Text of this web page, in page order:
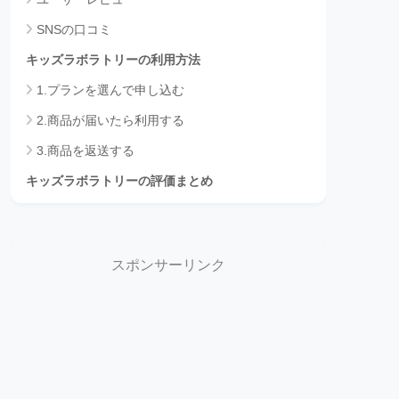
SNSの口コミ
キッズラボラトリーの利用方法
1.プランを選んで申し込む
2.商品が届いたら利用する
3.商品を返送する
キッズラボラトリーの評価まとめ
スポンサーリンク